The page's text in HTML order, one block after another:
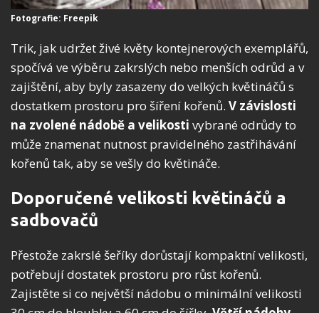
Fotografie: Freepik
Trik, jak udržet živé květy kontejnerových exemplářů,
spočívá ve výběru zakrslých nebo menších odrůd a v
zajištění, aby byly zasazeny do velkých květináčů s
dostatkem prostoru pro šíření kořenů. V závislosti
na zvolené nádobě a velikosti vybrané odrůdy to
může znamenat nutnost pravidelného zastřihávání
kořenů tak, aby se vešly do květináče.
Doporučené velikosti květináčů a
sadbovačů
Přestože zakrslé šeříky dorůstají kompaktní velikosti,
potřebují dostatek prostoru pro růst kořenů.
Zajistěte si co největší nádobu o minimální velikosti